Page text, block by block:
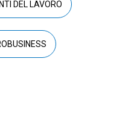
DEL LAVORO